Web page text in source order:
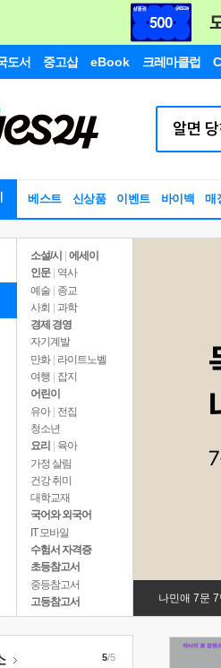
도서 중고샵 eBook 크레마클럽
베스트 신상품 이벤트 바이백 매
소설/시
에세이
인문
역사
예술 | 종교
사회 | 과학
경제 경영
자기계발
만화 | 라이트노벨
여행
잡지
어린이
유아 | 전집
청소년
요리
육아
가정 살림
건강 취미
대학교재
국어와 외국어
IT 모바일
수험서 자격증
초등참고서
중등참고서
고등참고서
나민애 7문
5/5